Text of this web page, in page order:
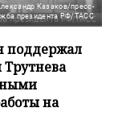
Казаков/пресс-
президента РФ/ТАСС
поддержал
на